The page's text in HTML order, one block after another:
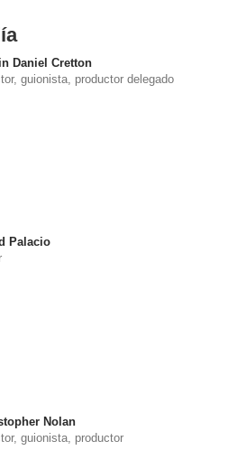
Daniel Cretton
guionista, productor delegado
Palacio
Nolan
guionista, productor